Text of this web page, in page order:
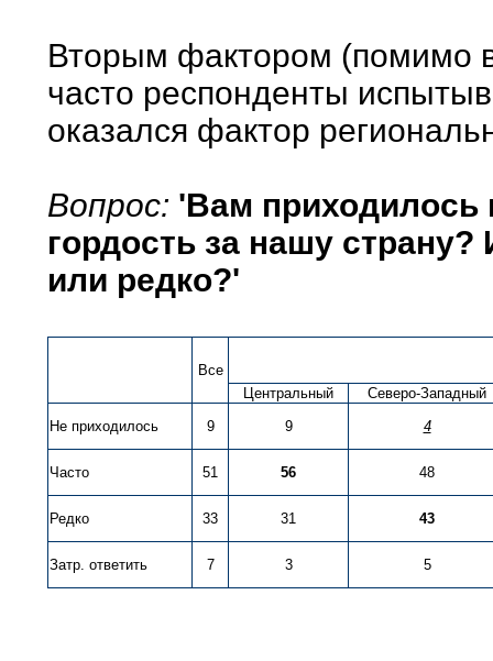
Вторым фактором (помимо
часто респонденты
оказался фактор
Вопрос: 'Вам приходилось
гордость за нашу
или редко?'
Все
Центральный
Северо-Западный
Не приходилось
9 9 4
Часто 51 56 48
Редко 33 31 43
Затр. ответить 7 3 5